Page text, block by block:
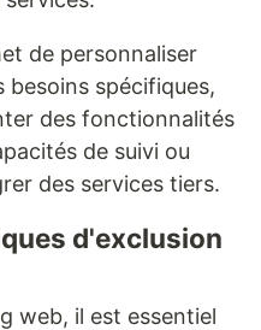
de personnaliser
spécifiques,
des fonctionnalités
de suivi ou
des services tiers.
d'exclusion
web, il est essentiel